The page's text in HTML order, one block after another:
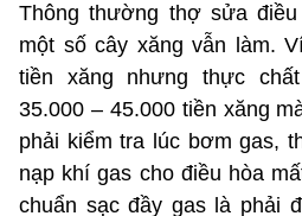
Thông thường thợ sửa
một số cây xăng vẫn làm.
tiền xăng nhưng thực
35.000 – 45.000 tiền xăng
phải kiểm tra lúc bơm gas,
nạp khí gas cho điều hòa
chuẩn sạc đầy gas là phải